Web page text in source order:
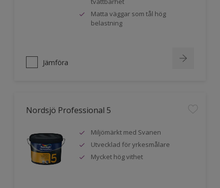
Matta väggar som tål hög
belastning
Jämföra
Nordsjö Professional 5
Miljömärkt med Svanen
Utvecklad för yrkesmålare
Mycket hög vithet